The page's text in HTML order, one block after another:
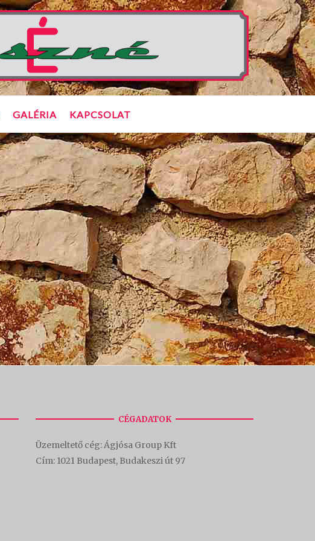
GALÉRIA KAPCSOLAT
CÉGADATOK
Üzemeltető cég: Ágjósa Group Kft
Cím: 1021 Budapest, Budakeszi út 97